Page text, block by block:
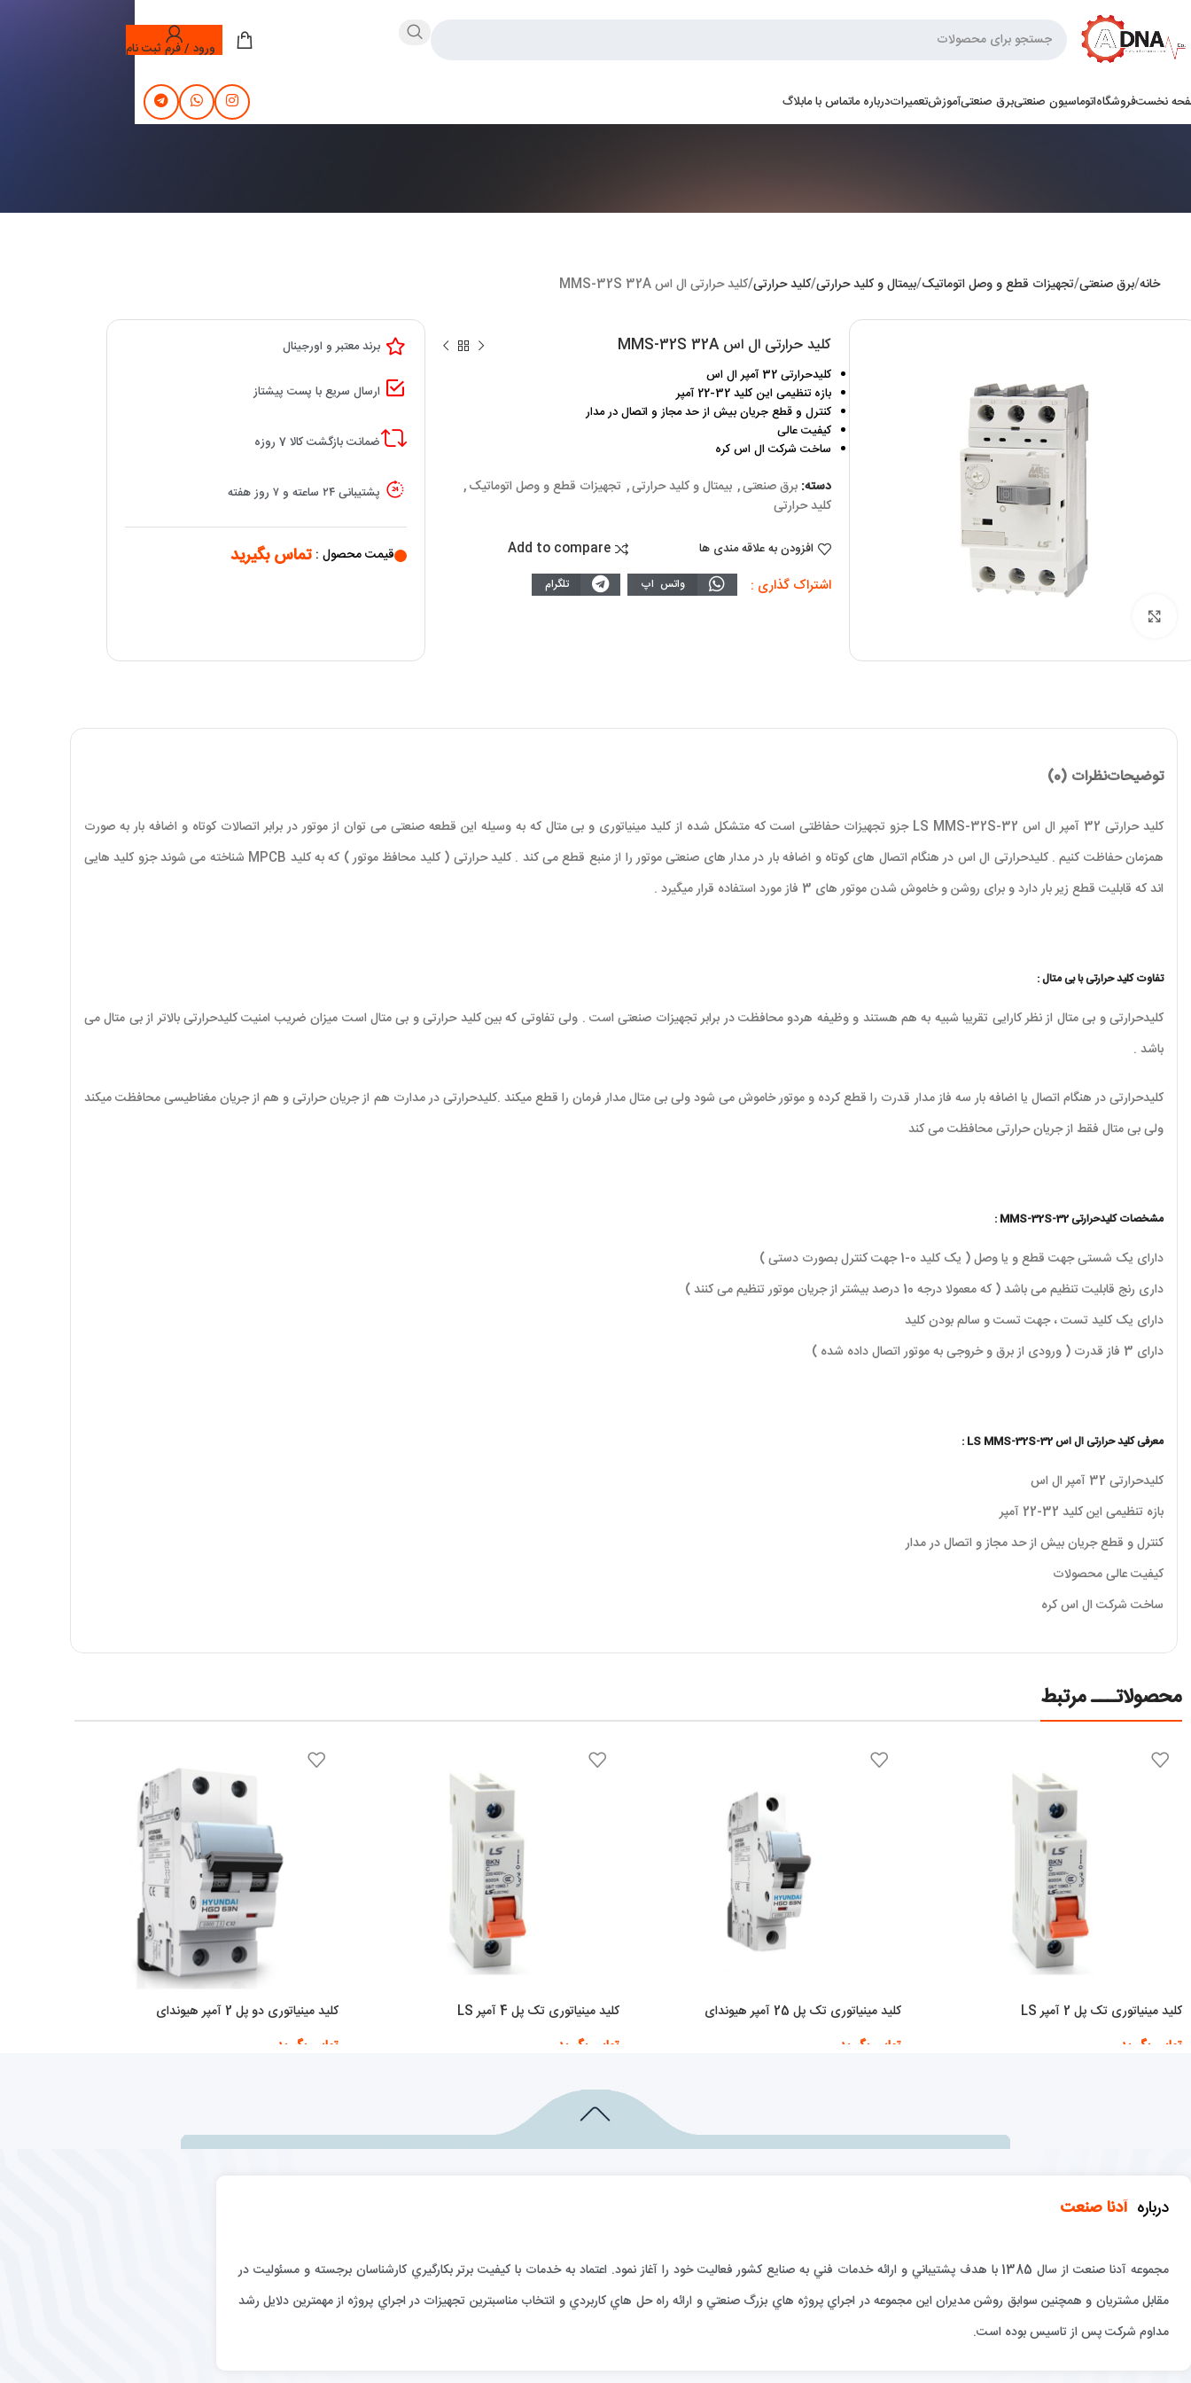
ورود / فرم ثبت نام
نخستفروشگاهاتوماسیون صنعتیبرق صنعتیآموزشتعمیراتدرباره ماتماس با مابلاگ
خانه برق صنعتی تجهیزات قطع و وصل اتوماتیک بیمتال و کلید حرارتی کلید حرارتی کلید حرارتی ال اس MMS-32S 32A
کلید حرارتی ال اس MMS-32S 32A
کلیدحرارتی 32 آمپر ال اس
بازه تنظیمی این کلید 32-22 آمپر
کنترل و قطع جریان بیش از حد مجاز و اتصال در مدار
کیفیت عالی
ساخت شرکت ال اس کره
دسته: برق صنعتی, بیمتال و کلید حرارتی, تجهیزات قطع و وصل اتوماتیک,
کلید حرارتی
افزودن به علاقه مندی ها Add to compare
اشتراک گذاری : واتس اپ تلگرام
برند معتبر و اورجینال
ارسال سریع با پست پیشتاز
ضمانت بازگشت کالا 7 روزه
پشتیبانی ۲۴ ساعته و ۷ روز هفته
قیمت محصول : تماس بگیرید
توضیحاتنظرات (0)
کلید حرارتی 32 آمپر ال اس LS MMS-32S-32 جزو تجهیزات حفاظتی است که متشکل شده از کلید مینیاتوری و بی متال که به وسیله این قطعه صنعتی می توان از موتور در برابر اتصالات کوتاه و اضافه بار به صورت
همزمان حفاظت کنیم . کلیدحرارتی ال اس در هنگام اتصال های کوتاه و اضافه بار در مدار های صنعتی موتور را از منبع قطع می کند . کلید حرارتی ( کلید محافظ موتور ) که به کلید MPCB شناخته می شوند جزو کلید هایی
اند که قابلیت قطع زیر بار دارد و برای روشن و خاموش شدن موتور های 3 فاز مورد استفاده قرار میگیرد .
تفاوت کلید حرارتی با بی متال :
کلیدحرارتی و بی متال از نظر کارایی تقریبا شبیه به هم هستند و وظیفه هردو محافظت در برابر تجهیزات صنعتی است . ولی تفاوتی که بین کلید حرارتی و بی متال است میزان ضریب امنیت کلیدحرارتی بالاتر از بی متال می
باشد .
کلیدحرارتی در هنگام اتصال یا اضافه بار سه فاز مدار قدرت را قطع کرده و موتور خاموش می شود ولی بی متال مدار فرمان را قطع میکند .کلیدحرارتی در مدارت هم از جریان حرارتی و هم از جریان مغناطیسی محافظت میکند
ولی بی متال فقط از جریان حرارتی محافظت می کند
مشخصات کلیدحرارتی MMS-32S-32 :
دارای یک شستی جهت قطع و یا وصل ( یک کلید 0-1 جهت کنترل بصورت دستی )
داری رنج قابلیت تنظیم می باشد ( که معمولا درجه 10 درصد بیشتر از جریان موتور تنظیم می کنند )
دارای یک کلید تست ، جهت تست و سالم بودن کلید
دارای 3 فاز قدرت ( ورودی از برق و خروجی به موتور اتصال داده شده )
معرفی کلید حرارتی ال اس LS MMS-32S-32 :
کلیدحرارتی 32 آمپر ال اس
بازه تنظیمی این کلید 32-22 آمپر
کنترل و قطع جریان بیش از حد مجاز و اتصال در مدار
کیفیت عالی محصولات
ساخت شرکت ال اس کره
محصولاتـــ مرتبط
کلید مینیاتوری تک پل 2 آمپر LS
تماس بگیرید
کلید مینیاتوری تک پل 25 آمپر هیوندای
تماس بگیرید
کلید مینیاتوری تک پل 4 آمپر LS
تماس بگیرید
کلید مینیاتوری دو پل 2 آمپر هیوندای
تماس بگیرید
درباره آدنا صنعت
مجموعه آدنا صنعت از سال 1385 با هدف پشتيباني و ارائه خدمات فني به صنايع كشور فعاليت خود را آغاز نمود. اعتماد به خدمات با كيفيت برتر بكارگيري كارشناسان برجسته و مسئوليت در
مقابل مشتريان و همچنين سوابق روشن مديران اين مجموعه در اجراي پروژه هاي بزرگ صنعتي و ارائه راه حل هاي كاربردي و انتخاب مناسبترين تجهيزات در اجراي پروژه از مهمترين دلايل رشد
مداوم شركت پس از تاسيس بوده است.